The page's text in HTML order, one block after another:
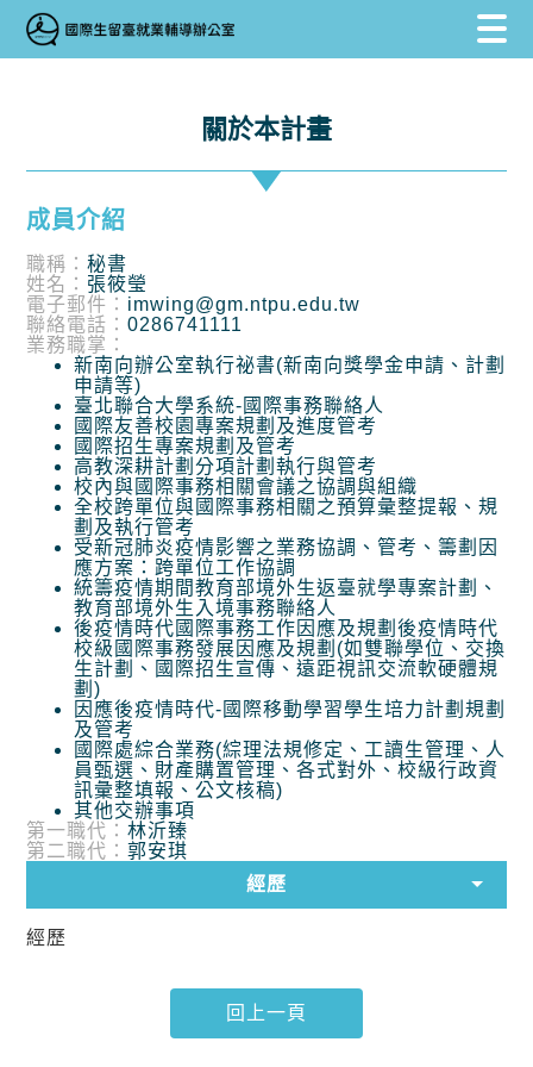
關於本計畫
成員介紹
職稱：秘書
姓名： 張筱瑩
電子郵件： imwing@gm.ntpu.edu.tw
聯絡電話：0286741111
業務職掌：
新南向辦公室執行祕書(新南向獎學金申請、計劃
申請等)
臺北聯合大學系統-國際事務聯絡人
國際友善校園專案規劃及進度管考
國際招生專案規劃及管考
高教深耕計劃分項計劃執行與管考
校內與國際事務相關會議之協調與組織
全校跨單位與國際事務相關之預算彙整提報、規
劃及執行管考
受新冠肺炎疫情影響之業務協調、管考、籌劃因
應方案：跨單位工作協調
統籌疫情期間教育部境外生返臺就學專案計劃、
教育部境外生入境事務聯絡人
後疫情時代國際事務工作因應及規劃後疫情時代
校級國際事務發展因應及規劃(如雙聯學位、交換
生計劃、國際招生宣傳、遠距視訊交流軟硬體規
劃)
因應後疫情時代-國際移動學習學生培力計劃規劃
及管考
國際處綜合業務(綜理法規修定、工讀生管理、人
員甄選、財產購置管理、各式對外、校級行政資
訊彙整填報、公文核稿)
其他交辦事項
第一職代：林沂臻
第二職代：郭安琪
經歷
經歷